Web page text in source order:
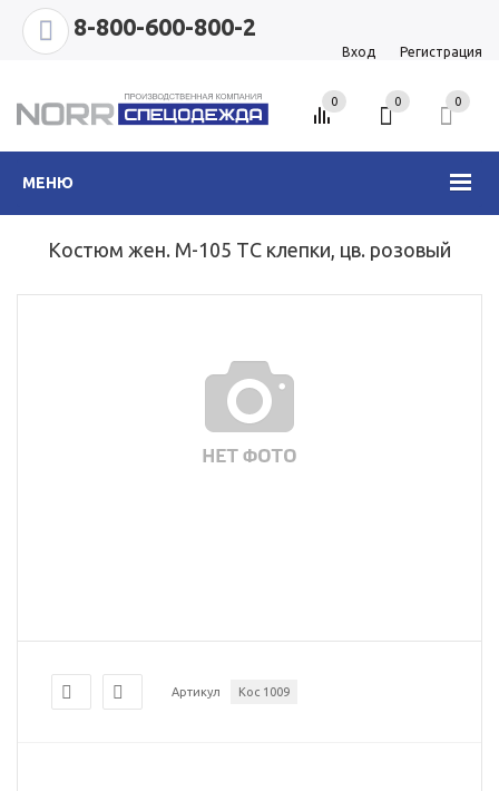
8-800-600-800-2
Вход Регистрация
МЕНЮ
0 0
0
Костюм жен. М-105 ТС клепки, цв. розовый
Артикул Кос 1009